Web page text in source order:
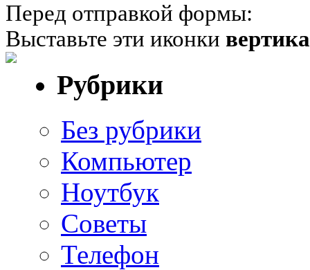
Перед отправкой формы:
Выставьте эти иконки
Рубрики
Без рубрики
Компьютер
Ноутбук
Советы
Телефон